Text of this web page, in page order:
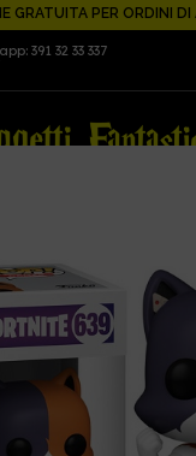
GRATUITA PER ORDINI
391 32 33 337